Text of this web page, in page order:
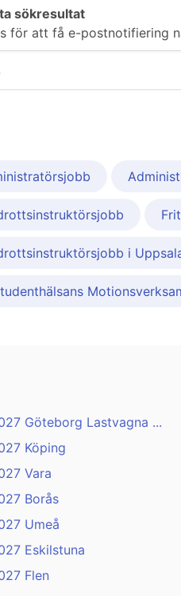
sökresultat
för att få e-postnotifiering
i
Göteborg Lastvagna ...
Köping
Vara
Borås
Umeå
Eskilstuna
Flen